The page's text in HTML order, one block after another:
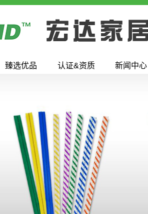
臻选优品
北京口罩鼻梁条
北京口罩耳绳
北京扎丝
北京扎带
北京扎口线
认证&资质 新闻中心